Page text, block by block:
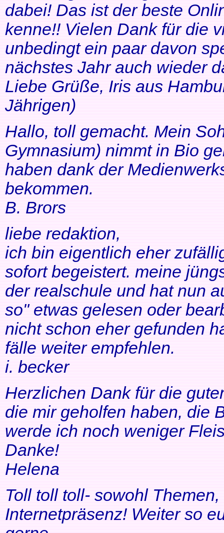
dabei! Das ist der beste
kenne!! Vielen Dank für die
unbedingt ein paar davon
nächstes Jahr auch wieder
Liebe Grüße, Iris aus
Jährigen)
Hallo, toll gemacht. Mein
Gymnasium) nimmt in Bio
haben dank der
bekommen.
B. Brors
liebe redaktion,
ich bin eigentlich eher
sofort begeistert. meine
der realschule und hat nun
so" etwas gelesen oder
nicht schon eher gefunden
fälle weiter empfehlen.
i. becker
Herzlichen Dank für die
die mir geholfen haben, die
werde ich noch weniger
Danke!
Helena
Toll toll toll- sowohl
Internetpräsenz! Weiter so